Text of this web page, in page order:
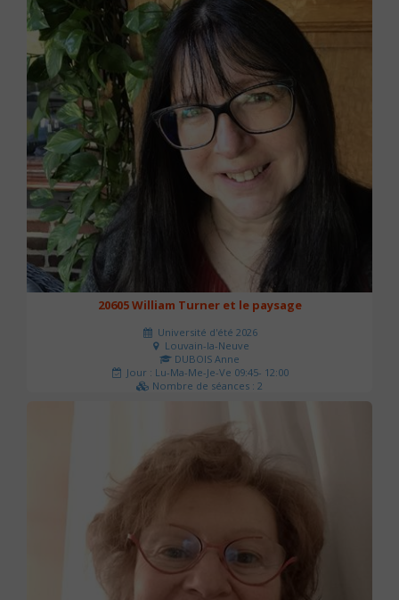
20605 William Turner et le paysage
Université d'été 2026
Louvain-la-Neuve
DUBOIS Anne
Jour : Lu-Ma-Me-Je-Ve 09:45- 12:00
Nombre de séances : 2